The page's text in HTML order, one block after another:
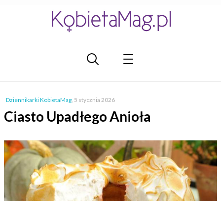
Dziennikarki KobietaMag, 5 stycznia 2026
Ciasto Upadłego Anioła